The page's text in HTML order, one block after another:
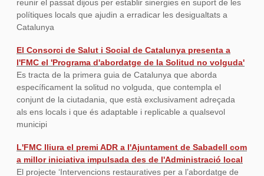
reunir el passat dijous per establir sinergies en suport de les
polítiques locals que ajudin a erradicar les desigualtats a
Catalunya
El Consorci de Salut i Social de Catalunya presenta a
l'FMC el 'Programa d'abordatge de la Solitud no volguda'
Es tracta de la primera guia de Catalunya que aborda
específicament la solitud no volguda, que contempla el
conjunt de la ciutadania, que està exclusivament adreçada
als ens locals i que és adaptable i replicable a qualsevol
municipi
L'FMC lliura el premi ADR a l'Ajuntament de Sabadell com
a millor iniciativa impulsada des de l'Administració local
El projecte ‘Intervencions restauratives per a l’abordatge de